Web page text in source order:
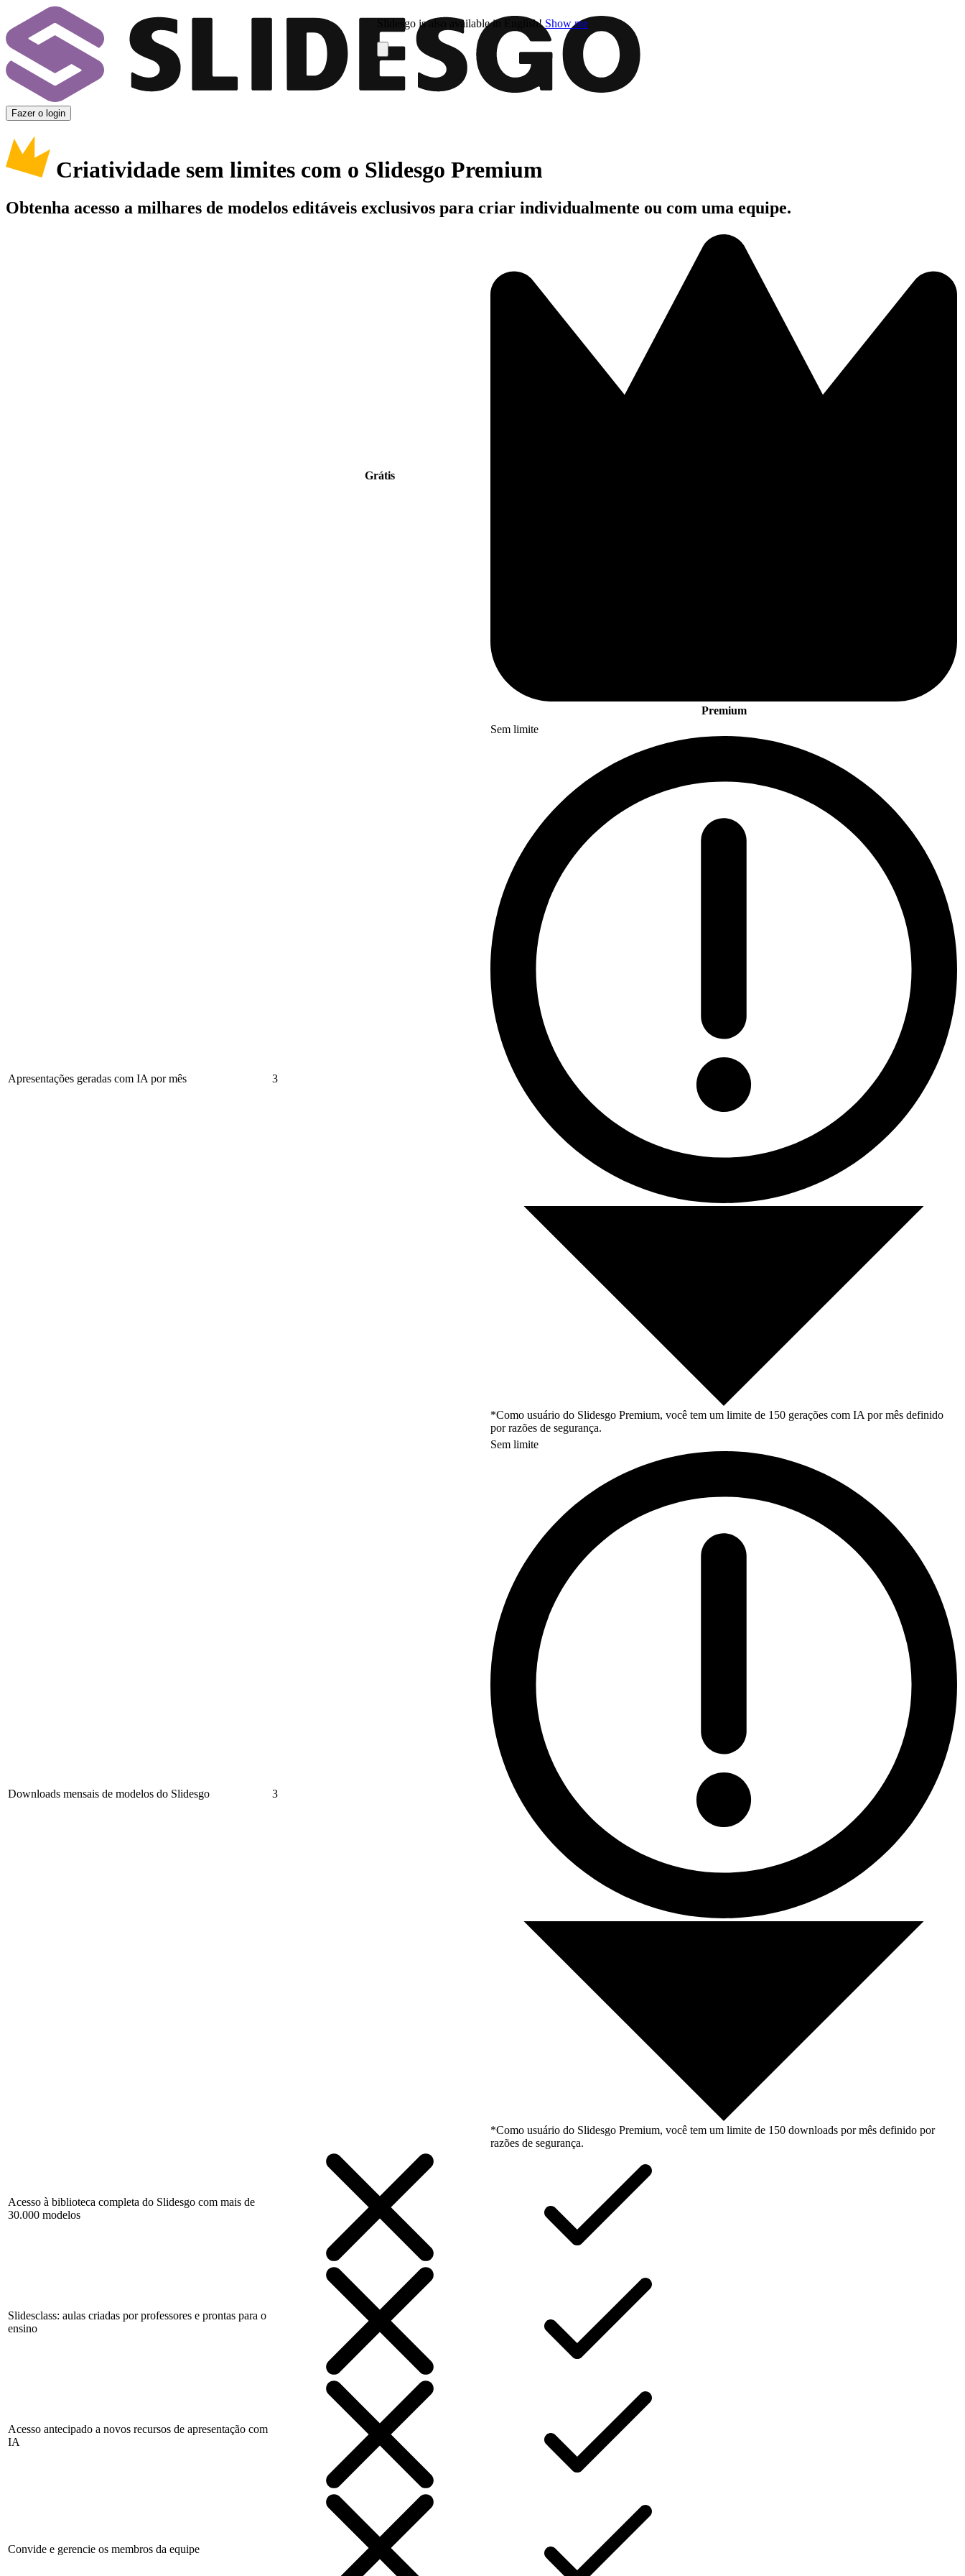
Slidesgo is also available in English! Show me
Fazer o login
Criatividade sem limites com o Slidesgo Premium
Obtenha acesso a milhares de modelos editáveis exclusivos para criar individualmente ou com uma equipe.
Grátis
Premium
Apresentações geradas com IA por mês 3
Sem limite
*Como usuário do Slidesgo Premium, você tem um limite de 150 gerações com IA por mês definido
por razões de segurança.
Downloads mensais de modelos do Slidesgo 3
Sem limite
*Como usuário do Slidesgo Premium, você tem um limite de 150 downloads por mês definido por
razões de segurança.
Acesso à biblioteca completa do Slidesgo com mais de
30.000 modelos
Slidesclass: aulas criadas por professores e prontas para o
ensino
Acesso antecipado a novos recursos de apresentação com
IA
Convide e gerencie os membros da equipe